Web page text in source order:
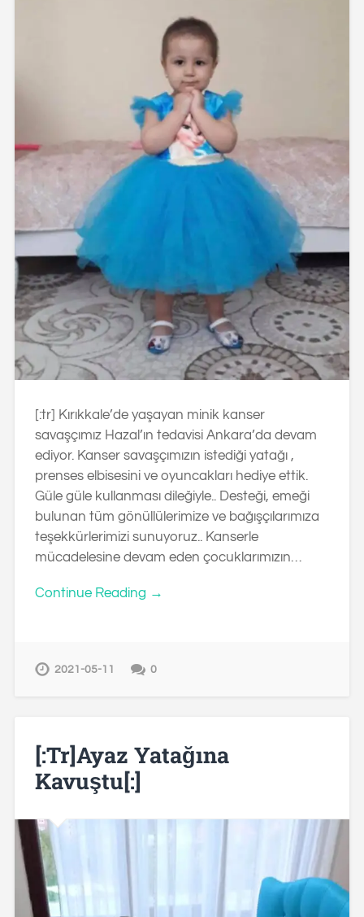
[:tr] Kırıkkale’de yaşayan minik kanser
savaşçımız Hazal’ın tedavisi Ankara’da devam
ediyor. Kanser savaşçımızın istediği yatağı ,
prenses elbisesini ve oyuncakları hediye ettik.
Güle güle kullanması dileğiyle.. Desteği, emeği
bulunan tüm gönüllülerimize ve bağışçılarımıza
teşekkürlerimizi sunuyoruz.. Kanserle
mücadelesine devam eden çocuklarımızın…
Continue Reading →
2021-05-11 0
[:tr]Ayaz Yatağına
Kavuştu[:]